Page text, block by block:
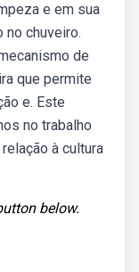
e em sua
no chuveiro.
de
que permite
e. Este
no trabalho
à cultura
below.